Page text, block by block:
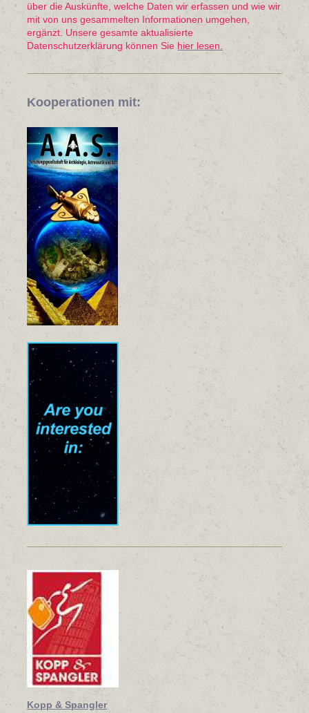
über die Auskünfte, welche Daten wir erfassen und wie wir
mit von uns gesammelten Informationen umgehen,
ergänzt. Unsere gesamte aktualisierte
Datenschutzerklärung können Sie hier lesen.
Kooperationen mit:
Kopp & Spangler